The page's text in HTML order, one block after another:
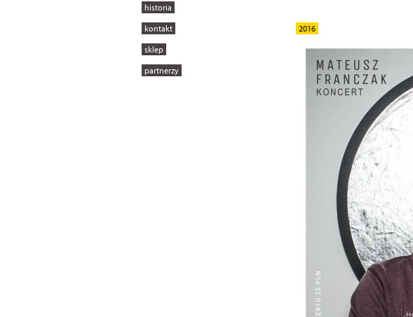
2016
historia
kontakt
sklep
partnerzy